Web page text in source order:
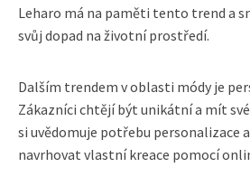
Leharo má na paměti tento trend a
svůj dopad na životní prostředí.
Dalším trendem v oblasti módy je
Zákazníci chtějí být unikátní a mít
si uvědomuje potřebu personalizace
navrhovat vlastní kreace pomocí